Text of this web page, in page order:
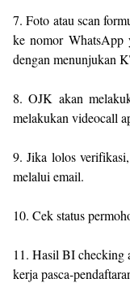
7. Foto atau scan
ke nomor WhatsApp
dengan menunjukan
8. OJK akan
melakukan videocall
9. Jika lolos
melalui email.
10. Cek status
11. Hasil BI checking
kerja pasca-